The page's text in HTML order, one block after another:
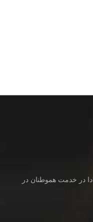
در خدمت هموطنان در